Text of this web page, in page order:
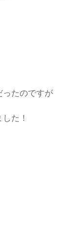
ったのですが
た！